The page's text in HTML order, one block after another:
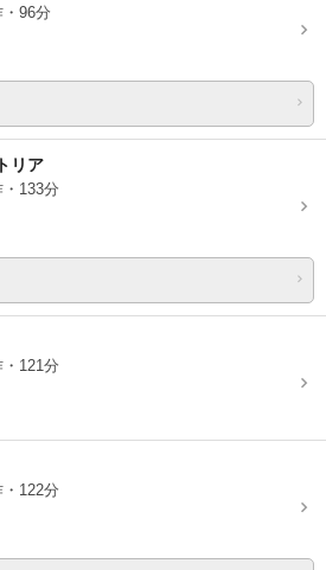
96分
リア
133分
121分
122分